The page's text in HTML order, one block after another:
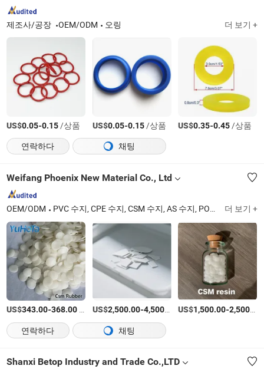
제조사/공장 OEM/ODM 오링 더 보기 +
US$0.05-0.15/상품 US$0.05-0.15/상품 US$0.35-0.45/상품
연락하다
채팅
Weifang Phoenix New Material Co., Ltd
OEM/ODM PVC 수지, CPE 수지, CSM 수지, AS 수지, POE 수지, ASA 수지, 크롬, HCPE 수지, MBS 수지, 납 염 안정제 더 보기 +
US$343.00-368.00 US$2,500.00-4,500.00 /티
US$1,500.00-2,500.00
연락하다
채팅
Shanxi Betop Industry and Trade Co.,LTD